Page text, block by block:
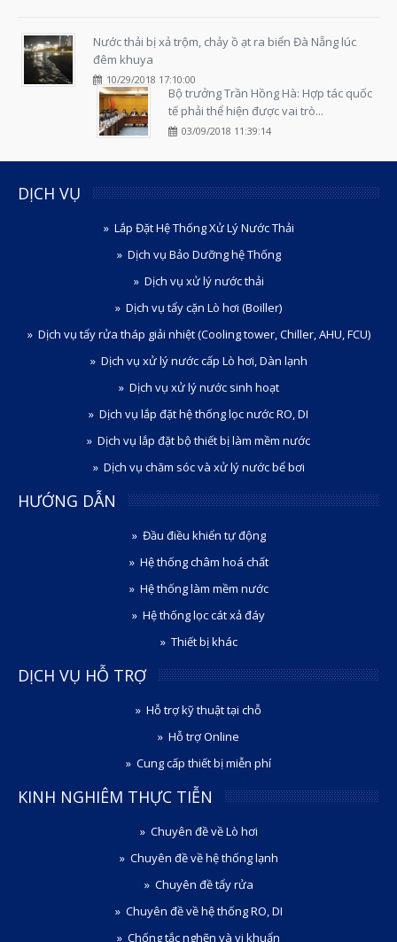
Nước thải bị xả trộm, chảy ồ ạt ra biển Đà Nẵng lúc
đêm khuya
10/29/2018 17:10:00
Bộ trưởng Trần Hồng Hà: Hợp tác quốc
tế phải thể hiện được vai trò...
03/09/2018 11:39:14
DỊCH VỤ
Lắp Đặt Hệ Thống Xử Lý Nước Thải
Dịch vụ Bảo Dưỡng hệ Thống
Dịch vụ xử lý nước thải
Dịch vụ tẩy cặn Lò hơi (Boiller)
Dịch vụ tẩy rửa tháp giải nhiệt (Cooling tower, Chiller, AHU, FCU)
Dịch vụ xử lý nước cấp Lò hơi, Dàn lạnh
Dịch vụ xử lý nước sinh hoạt
Dịch vụ lắp đặt hệ thống lọc nước RO, DI
Dịch vụ lắp đặt bộ thiết bị làm mềm nước
Dịch vụ chăm sóc và xử lý nước bể bơi
HƯỚNG DẪN
Đầu điều khiển tự động
Hệ thống châm hoá chất
Hệ thống làm mềm nước
Hệ thống lọc cát xả đáy
Thiết bị khác
DỊCH VỤ HỖ TRỢ
Hỗ trợ kỹ thuật tại chỗ
Hỗ trợ Online
Cung cấp thiết bị miễn phí
KINH NGHIÊM THỰC TIỄN
Chuyên đề về Lò hơi
Chuyên đề về hệ thống lạnh
Chuyên đề tẩy rửa
Chuyên đề về hệ thống RO, DI
Chống tắc nghẽn và vi khuẩn